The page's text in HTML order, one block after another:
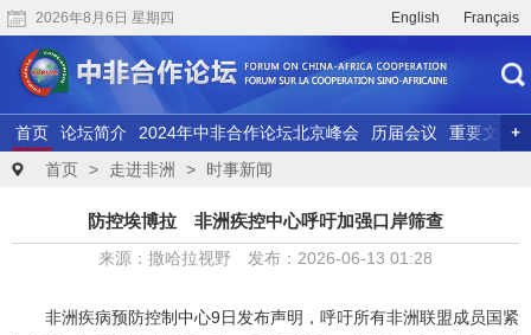
2026年8月6日 星期四 English Français
首页 论坛简介 2024年中非合作论坛北京峰会 历届会议
重要文献
联合研究
精彩视频
首页 > 走进非洲 > 时事新闻
防控埃博拉 非洲疾控中心呼吁加强口岸筛查
来源：撒哈拉视野 发布：2026-06-13 01:28
非洲疾病预防控制中心9日发布声明，呼吁所有非洲联盟成员国紧